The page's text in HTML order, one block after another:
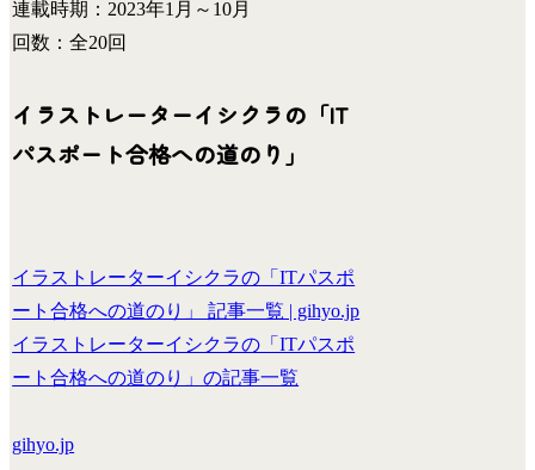
連載時期：2023年1月～10月
回数：全20回
イラストレーターイシクラの「IT
パスポート合格への道のり」
イラストレーターイシクラの「ITパスポ
ート合格への道のり」 記事一覧 | gihyo.jp
イラストレーターイシクラの「ITパスポ
ート合格への道のり」の記事一覧
gihyo.jp